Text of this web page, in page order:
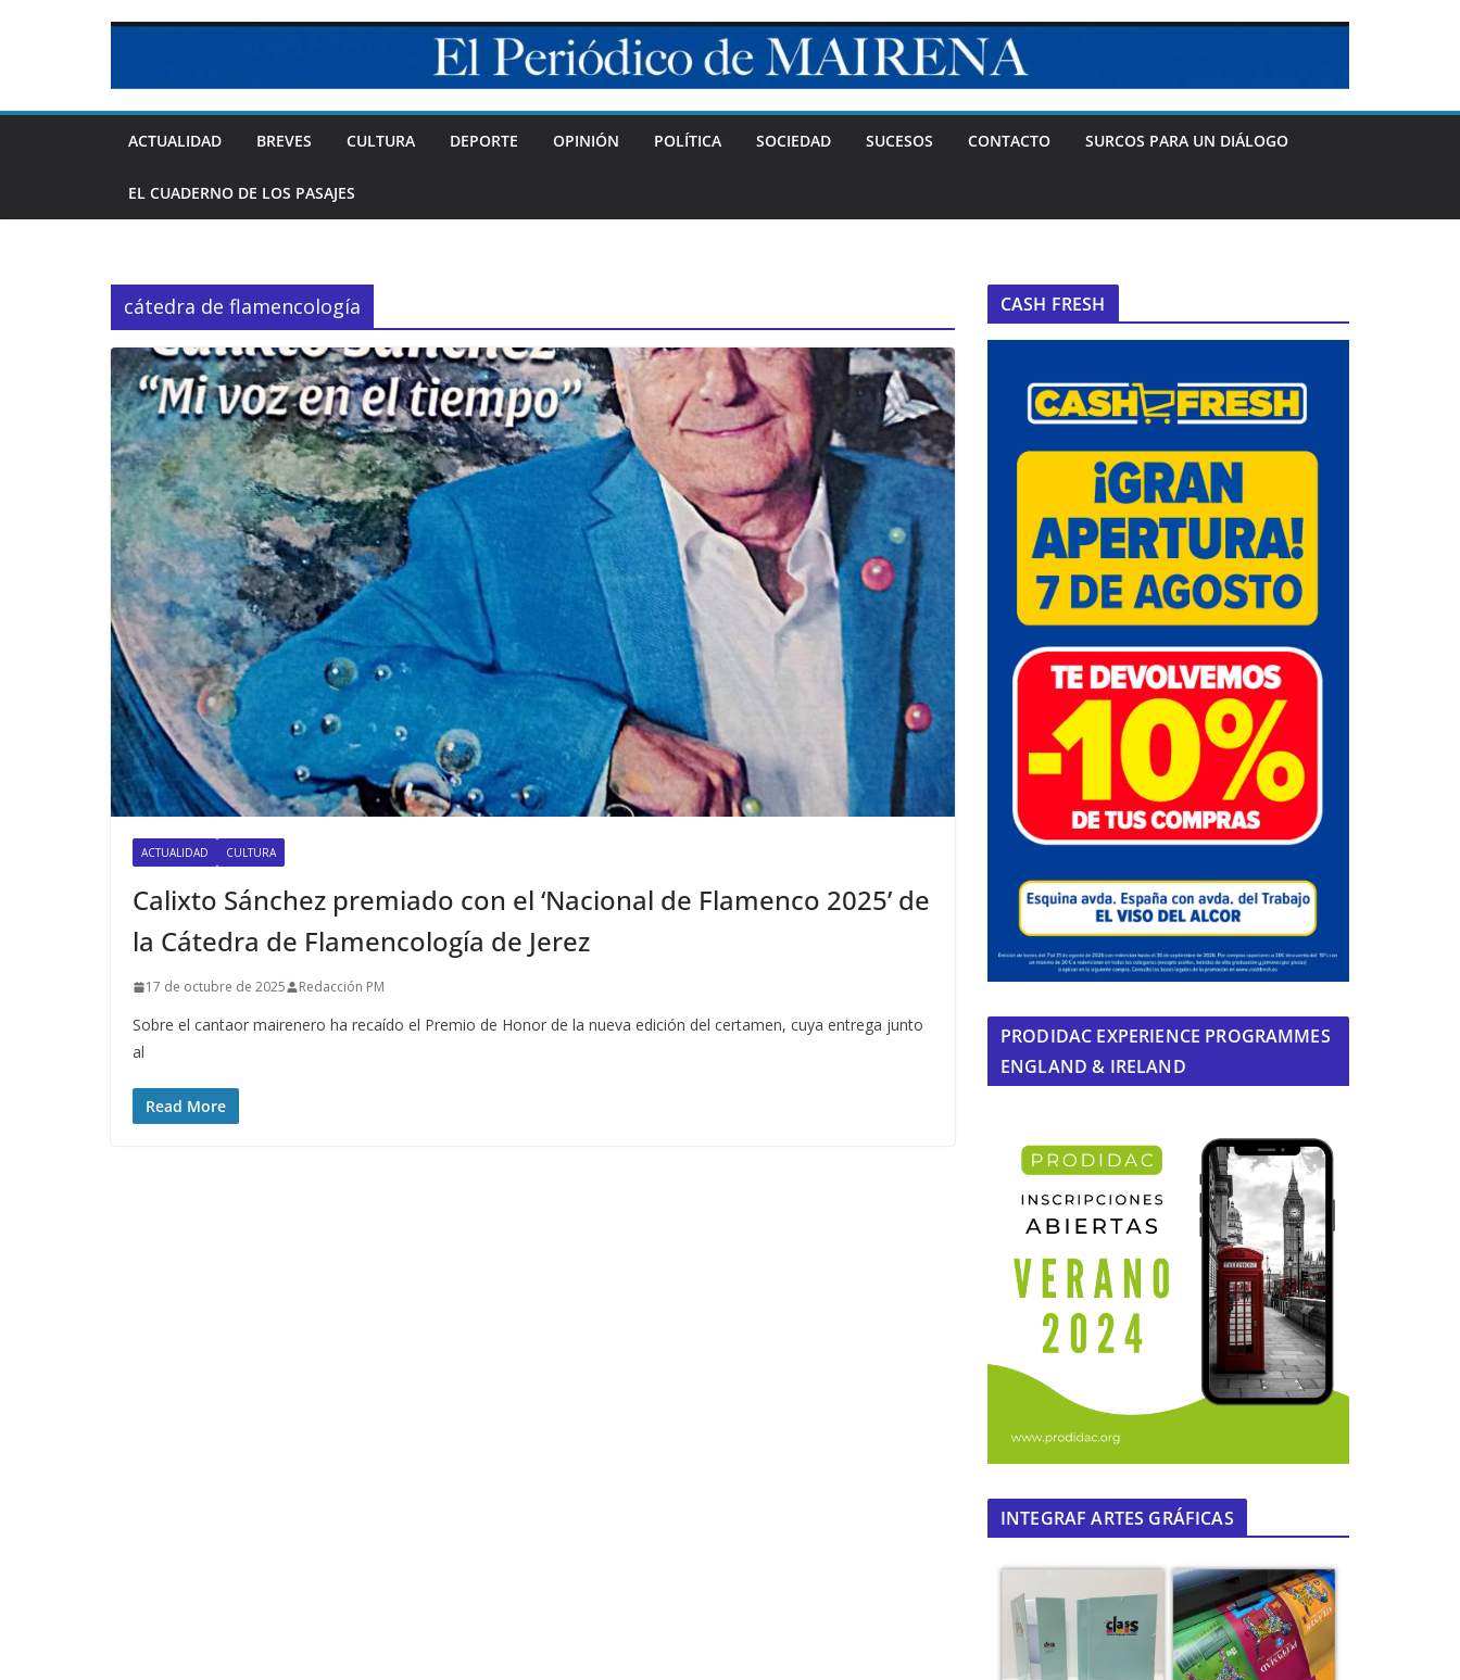
ACTUALIDAD BREVES CULTURA DEPORTE OPINIÓN POLÍTICA SOCIEDAD SUCESOS CONTACTO SURCOS PARA UN DIÁLOGO
EL CUADERNO DE LOS PASAJES
cátedra de flamencología
ACTUALIDAD CULTURA
Calixto Sánchez premiado con el ‘Nacional de Flamenco 2025’ de
la Cátedra de Flamencología de Jerez
17 de octubre de 2025 Redacción PM
Sobre el cantaor mairenero ha recaído el Premio de Honor de la nueva edición del certamen, cuya entrega junto
al
Read More
CASH FRESH
PRODIDAC EXPERIENCE PROGRAMMES
ENGLAND & IRELAND
INTEGRAF ARTES GRÁFICAS